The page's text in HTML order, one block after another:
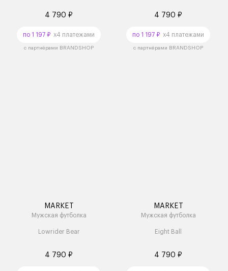
4 790 ₽
по 1 197 ₽ x4 платежами
с партнёрами BRANDSHOP
4 790 ₽
по 1 197 ₽ x4 платежами
с партнёрами BRANDSHOP
MARKET
Мужская футболка
Lowrider Bear
4 790 ₽
MARKET
Мужская футболка
Eight Ball
4 790 ₽